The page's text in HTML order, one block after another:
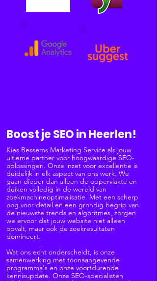
Boost je SEO in Heerlen!
Kies Bessems Marketing Service als jouw
ultieme partner voor hoogwaardige SEO-
oplossingen. Onze inzet voor excellentie is
duidelijk in elk aspect van ons werk. We
gaan dieper dan alleen de oppervlakte en
duiken volledig in de wereld van
zoekmachineoptimalisatie. Met een scherp
oog voor detail en een grondig begrip van
de nieuwste trends en algoritmes, zorgen
we ervoor dat jouw website niet alleen
opvalt, maar ook de zoekresultaten
domineert.
Wat ons echt onderscheidt, is onze
samenwerking met toonaangevende
programma's en onze voortdurende
kennisupdate. Onze SEO-specialisten